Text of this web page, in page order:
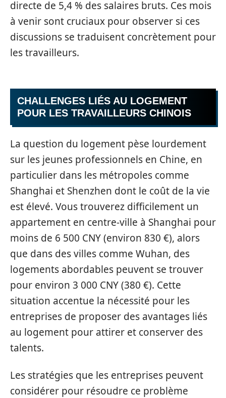
directe de 5,4 % des salaires bruts. Ces mois
à venir sont cruciaux pour observer si ces
discussions se traduisent concrètement pour
les travailleurs.
CHALLENGES LIÉS AU LOGEMENT
POUR LES TRAVAILLEURS CHINOIS
La question du logement pèse lourdement
sur les jeunes professionnels en Chine, en
particulier dans les métropoles comme
Shanghai et Shenzhen dont le coût de la vie
est élevé. Vous trouverez difficilement un
appartement en centre-ville à Shanghai pour
moins de 6 500 CNY (environ 830 €), alors
que dans des villes comme Wuhan, des
logements abordables peuvent se trouver
pour environ 3 000 CNY (380 €). Cette
situation accentue la nécessité pour les
entreprises de proposer des avantages liés
au logement pour attirer et conserver des
talents.
Les stratégies que les entreprises peuvent
considérer pour résoudre ce problème